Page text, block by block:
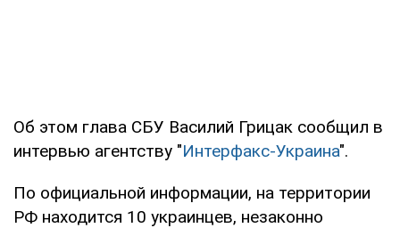
Об этом глава СБУ Василий Грицак сообщил в
интервью агентству "Интерфакс-Украина".
По официальной информации, на территории
РФ находится 10 украинцев, незаконно